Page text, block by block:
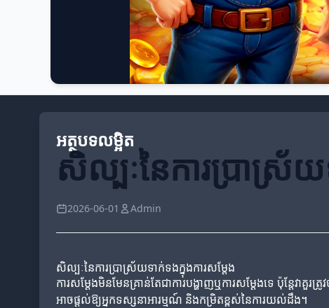
អត្ថបទលម្អិត
សិល្បៈនៃការប្រាស្រ័យ
2026-06-01 Admin
សិល្បៈនៃការប្រាស្រ័យទាក់ទងក្នុងការសម្តែង
ការសម្តែងមិនមែនគ្រាន់តែជាការបង្ហាញឬការសម្ដែងទេ ប៉ុន្ត
អាចផ្តល់ឱ្យអ្នកទស្សនាអារម្មណ៍ និងកម្រិតខ្ពស់នៃការយល់ដឹង។